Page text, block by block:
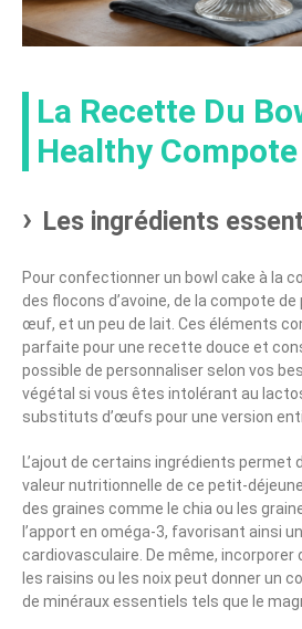
La Recette Du
Healthy Compote
Les ingrédients
Pour confectionner un bowl cake à la
des flocons d’avoine, de la compote
œuf, et un peu de lait. Ces éléments
parfaite pour une recette douce et
possible de personnaliser selon vos
végétal si vous êtes intolérant au
substituts d’œufs pour une version
L’ajout de certains ingrédients permet
valeur nutritionnelle de ce petit-
des graines comme le chia ou les
l’apport en oméga-3, favorisant ainsi
cardiovasculaire. De même,
les raisins ou les noix peut donner un
de minéraux essentiels tels que le